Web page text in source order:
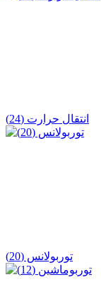
انتقال حرارت (24)
توربولانس (20)